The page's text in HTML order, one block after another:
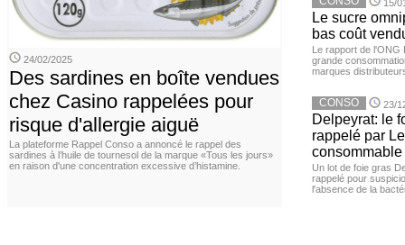
24/02/2025
Des sardines en boîte vendues
chez Casino rappelées pour
risque d'allergie aiguë
La plateforme Rappel Conso a annoncé le rappel des
sardines à l’huile de tournesol de la marque «Tous les jours»
en raison d'une concentration excessive d’histamine.
15/
Le sucre
bas coût
Le rapport de l'ONG
grande
marques
CONSO 23/
Delpeyrat: le
rappelé par
consommable
Un lot de foie gras
rappelé pour
l'absence de la